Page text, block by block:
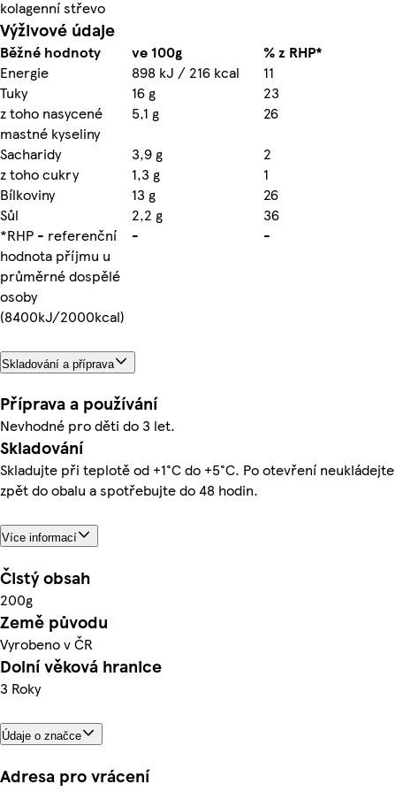
kolagenní střevo
Výživové údaje
Běžné hodnoty ve 100g
% z RHP*
Energie
898 kJ / 216 kcal
11
Tuky
16 g
23
z toho nasycené
mastné kyseliny
5,1 g
26
Sacharidy
3,9 g
2
z toho cukry
1,3 g
1
Bílkoviny
13 g
26
Sůl
2,2 g
36
*RHP - referenční
hodnota příjmu u
průměrné dospělé
osoby
(8400kJ/2000kcal)
- -
Skladování a příprava
Příprava a používání
Nevhodné pro děti do 3 let.
Skladování
Skladujte při teplotě od +1°C do +5°C. Po otevření neukládejte
zpět do obalu a spotřebujte do 48 hodin.
Více informací
Čistý obsah
200g
Země původu
Vyrobeno v ČR
Dolní věková hranice
3 Roky
Údaje o značce
Adresa pro vrácení